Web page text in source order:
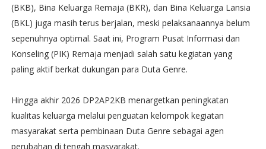
(BKB), Bina Keluarga Remaja (BKR), dan Bina Keluarga Lansia
(BKL) juga masih terus berjalan, meski pelaksanaannya belum
sepenuhnya optimal. Saat ini, Program Pusat Informasi dan
Konseling (PIK) Remaja menjadi salah satu kegiatan yang
paling aktif berkat dukungan para Duta Genre.
‎Hingga akhir 2026 DP2AP2KB menargetkan peningkatan
kualitas keluarga melalui penguatan kelompok kegiatan
masyarakat serta pembinaan Duta Genre sebagai agen
perubahan di tengah masyarakat.